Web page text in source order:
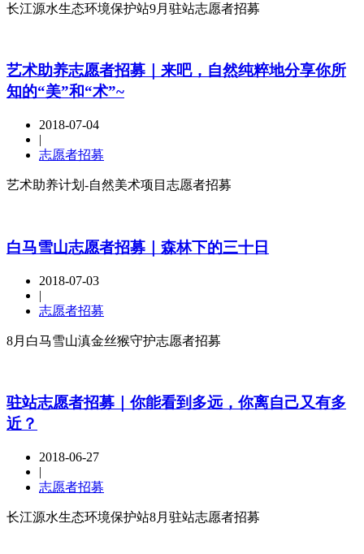
长江源水生态环境保护站9月驻站志愿者招募
艺术助养志愿者招募｜来吧，自然纯粹地分享你所
知的“美”和“术”~
2018-07-04
|
志愿者招募
艺术助养计划-自然美术项目志愿者招募
白马雪山志愿者招募｜森林下的三十日
2018-07-03
|
志愿者招募
8月白马雪山滇金丝猴守护志愿者招募
驻站志愿者招募｜你能看到多远，你离自己又有多
近？
2018-06-27
|
志愿者招募
长江源水生态环境保护站8月驻站志愿者招募